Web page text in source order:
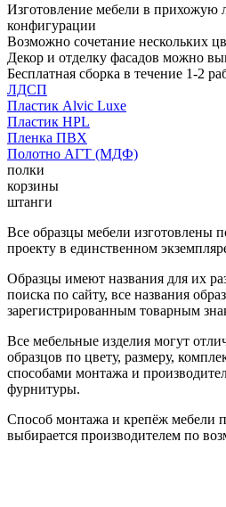
Изготовление мебели в прихожую
конфигурации
Возможно сочетание нескольких
Декор и отделку фасадов можно
Бесплатная сборка в течение 1-2
ЛДСП
Пластик Alvic Luxe
Пластик HPL
Пленка ПВХ
Полотно АГТ (МДФ)
полки
корзины
штанги
Все образцы мебели изготовлены
проекту в единственном
Образцы имеют названия для их
поиска по сайту, все названия
зарегистрированным товарным
Все мебельные изделия могут
образцов по цвету, размеру,
способами монтажа и
фурнитуры.
Способ монтажа и крепёж мебели
выбирается производителем по